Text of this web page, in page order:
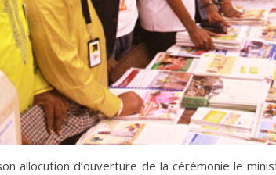
allocution d’ouverture de la cérémonie le